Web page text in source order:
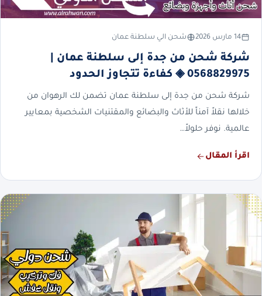
14 مارس 2026 شحن الي سلطنة عمان
شركة شحن من جدة إلى سلطنة عمان |
0568829975 ◈ كفاءة تتجاوز الحدود
شركة شحن من جدة إلى سلطنة عمان تضمن لك الرهوان من
خلالها نقلاً آمناً للأثاث والبضائع والمقتنيات الشخصية بمعايير
عالمية. نوفر حلولاً…
اقرأ المقال